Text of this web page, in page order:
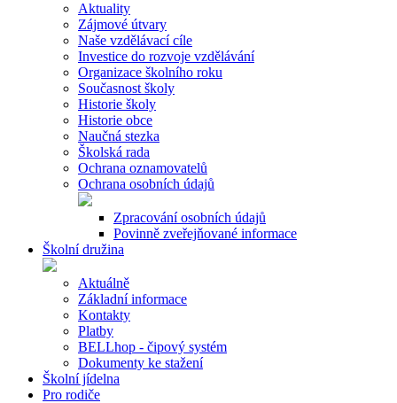
Aktuality
Zájmové útvary
Naše vzdělávací cíle
Investice do rozvoje vzdělávání
Organizace školního roku
Současnost školy
Historie školy
Historie obce
Naučná stezka
Školská rada
Ochrana oznamovatelů
Ochrana osobních údajů
Zpracování osobních údajů
Povinně zveřejňované informace
Školní družina
Aktuálně
Základní informace
Kontakty
Platby
BELLhop - čipový systém
Dokumenty ke stažení
Školní jídelna
Pro rodiče